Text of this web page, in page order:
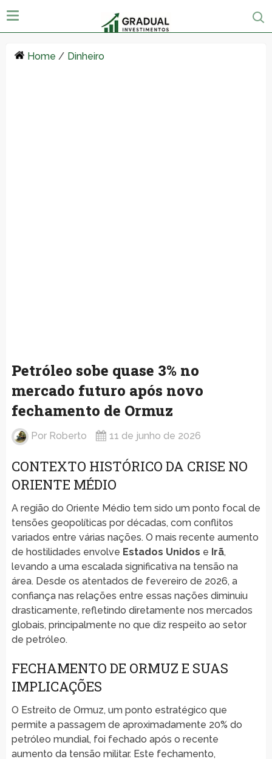
Home / Dinheiro
Petróleo sobe quase 3% no
mercado futuro após novo
fechamento de Ormuz
Por Roberto 11 de junho de 2026
CONTEXTO HISTÓRICO DA CRISE NO
ORIENTE MÉDIO
A região do Oriente Médio tem sido um ponto focal de
tensões geopolíticas por décadas, com conflitos
variados entre várias nações. O mais recente aumento
de hostilidades envolve Estados Unidos e Irã,
levando a uma escalada significativa na tensão na
área. Desde os atentados de fevereiro de 2026, a
confiança nas relações entre essas nações diminuiu
drasticamente, refletindo diretamente nos mercados
globais, principalmente no que diz respeito ao setor
de petróleo.
FECHAMENTO DE ORMUZ E SUAS
IMPLICAÇÕES
O Estreito de Ormuz, um ponto estratégico que
permite a passagem de aproximadamente 20% do
petróleo mundial, foi fechado após o recente
aumento da tensão militar. Este fechamento,